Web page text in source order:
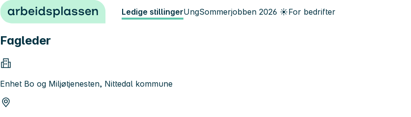
Hopp til innhold Ledige stillingerUngSommerjobben 2026 ☀️For bedrifter
Fagleder
Enhet Bo og Miljøtjenesten, Nittedal kommune